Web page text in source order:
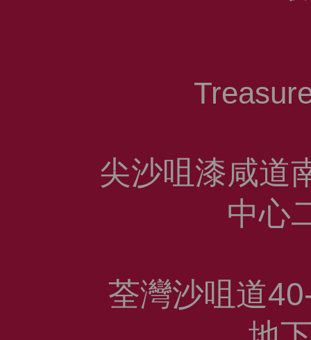
尖沙咀漆咸道
中心
荃灣沙咀道